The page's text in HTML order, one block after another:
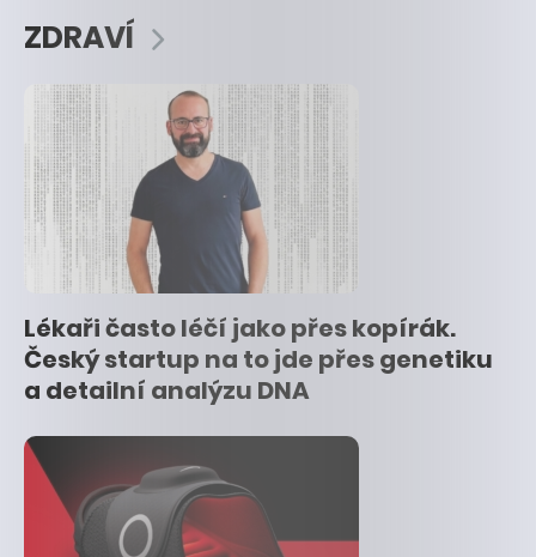
ZDRAVÍ
Lékaři často léčí jako přes kopírák.
Český startup na to jde přes genetiku
a detailní analýzu DNA